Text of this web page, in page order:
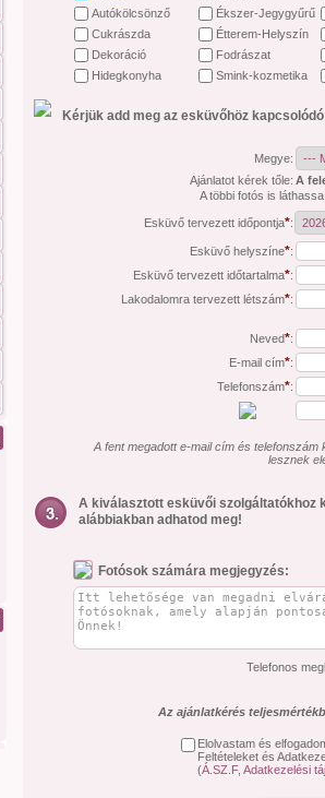
Autókölcsönző
Ékszer-Jegygyűrű
Cukrászda
Étterem-Helyszín
Dekoráció
Fodrászat
Hidegkonyha
Smink-kozmetika
Kérjük add meg az esküvőhöz
Megye:
Ajánlatot kérek tőle: A
A többi fotós is
Esküvő tervezett időpontja*:
Esküvő helyszíne*:
Esküvő tervezett időtartalma*:
Lakodalomra tervezett létszám*:
Neved*:
E-mail cím*:
Telefonszám*:
A fent megadott e-mail cím és
lesznek
A kiválasztott esküvői szolgáltatókhoz
alábbiakban adhatod meg!
Fotósok számára megjegyzés:
Telefonos
Az ajánlatkérés
Elolvastam és
Feltételeket és
(Á.SZ.F, Adatkezelési